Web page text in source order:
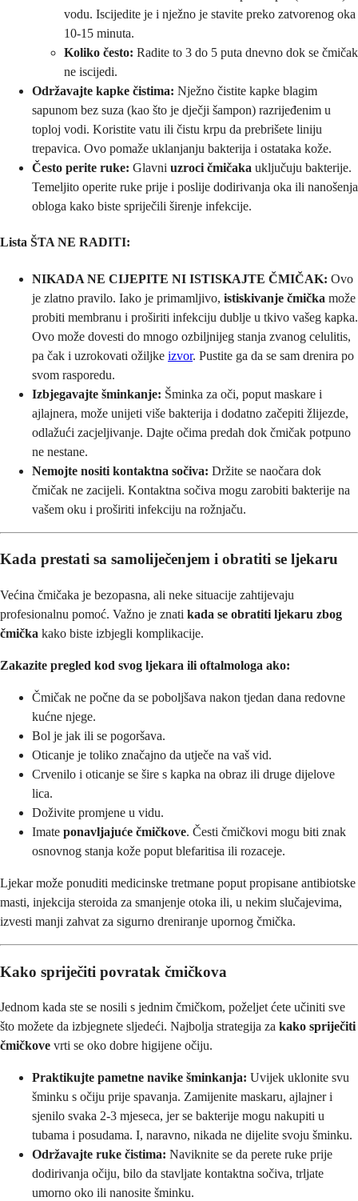
vodu. Iscijedite je i nježno je stavite preko zatvorenog oka
10-15 minuta.
Koliko često: Radite to 3 do 5 puta dnevno dok se čmičak
ne iscijedi.
Održavajte kapke čistima: Nježno čistite kapke blagim
sapunom bez suza (kao što je dječji šampon) razrijeđenim u
toploj vodi. Koristite vatu ili čistu krpu da prebrišete liniju
trepavica. Ovo pomaže uklanjanju bakterija i ostataka kože.
Često perite ruke: Glavni uzroci čmičaka uključuju bakterije.
Temeljito operite ruke prije i poslije dodirivanja oka ili nanošenja
obloga kako biste spriječili širenje infekcije.
Lista ŠTA NE RADITI:
NIKADA NE CIJEPITE NI ISTISKAJTE ČMIČAK: Ovo
je zlatno pravilo. Iako je primamljivo, istiskivanje čmička može
probiti membranu i proširiti infekciju dublje u tkivo vašeg kapka.
Ovo može dovesti do mnogo ozbiljnijeg stanja zvanog celulitis,
pa čak i uzrokovati ožiljke izvor. Pustite ga da se sam drenira po
svom rasporedu.
Izbjegavajte šminkanje: Šminka za oči, poput maskare i
ajlajnera, može unijeti više bakterija i dodatno začepiti žlijezde,
odlažući zacjeljivanje. Dajte očima predah dok čmičak potpuno
ne nestane.
Nemojte nositi kontaktna sočiva: Držite se naočara dok
čmičak ne zacijeli. Kontaktna sočiva mogu zarobiti bakterije na
vašem oku i proširiti infekciju na rožnjaču.
Kada prestati sa samoliječenjem i obratiti se ljekaru
Većina čmičaka je bezopasna, ali neke situacije zahtijevaju
profesionalnu pomoć. Važno je znati kada se obratiti ljekaru zbog
čmička kako biste izbjegli komplikacije.
Zakazite pregled kod svog ljekara ili oftalmologa ako:
Čmičak ne počne da se poboljšava nakon tjedan dana redovne
kućne njege.
Bol je jak ili se pogoršava.
Oticanje je toliko značajno da utječe na vaš vid.
Crvenilo i oticanje se šire s kapka na obraz ili druge dijelove
lica.
Doživite promjene u vidu.
Imate ponavljajuće čmičkove. Česti čmičkovi mogu biti znak
osnovnog stanja kože poput blefaritisa ili rozaceje.
Ljekar može ponuditi medicinske tretmane poput propisane antibiotske
masti, injekcija steroida za smanjenje otoka ili, u nekim slučajevima,
izvesti manji zahvat za sigurno dreniranje upornog čmička.
Kako spriječiti povratak čmičkova
Jednom kada ste se nosili s jednim čmičkom, poželjet ćete učiniti sve
što možete da izbjegnete sljedeći. Najbolja strategija za kako spriječiti
čmičkove vrti se oko dobre higijene očiju.
Praktikujte pametne navike šminkanja: Uvijek uklonite svu
šminku s očiju prije spavanja. Zamijenite maskaru, ajlajner i
sjenilo svaka 2-3 mjeseca, jer se bakterije mogu nakupiti u
tubama i posudama. I, naravno, nikada ne dijelite svoju šminku.
Održavajte ruke čistima: Naviknite se da perete ruke prije
dodirivanja očiju, bilo da stavljate kontaktna sočiva, trljate
umorno oko ili nanosite šminku.